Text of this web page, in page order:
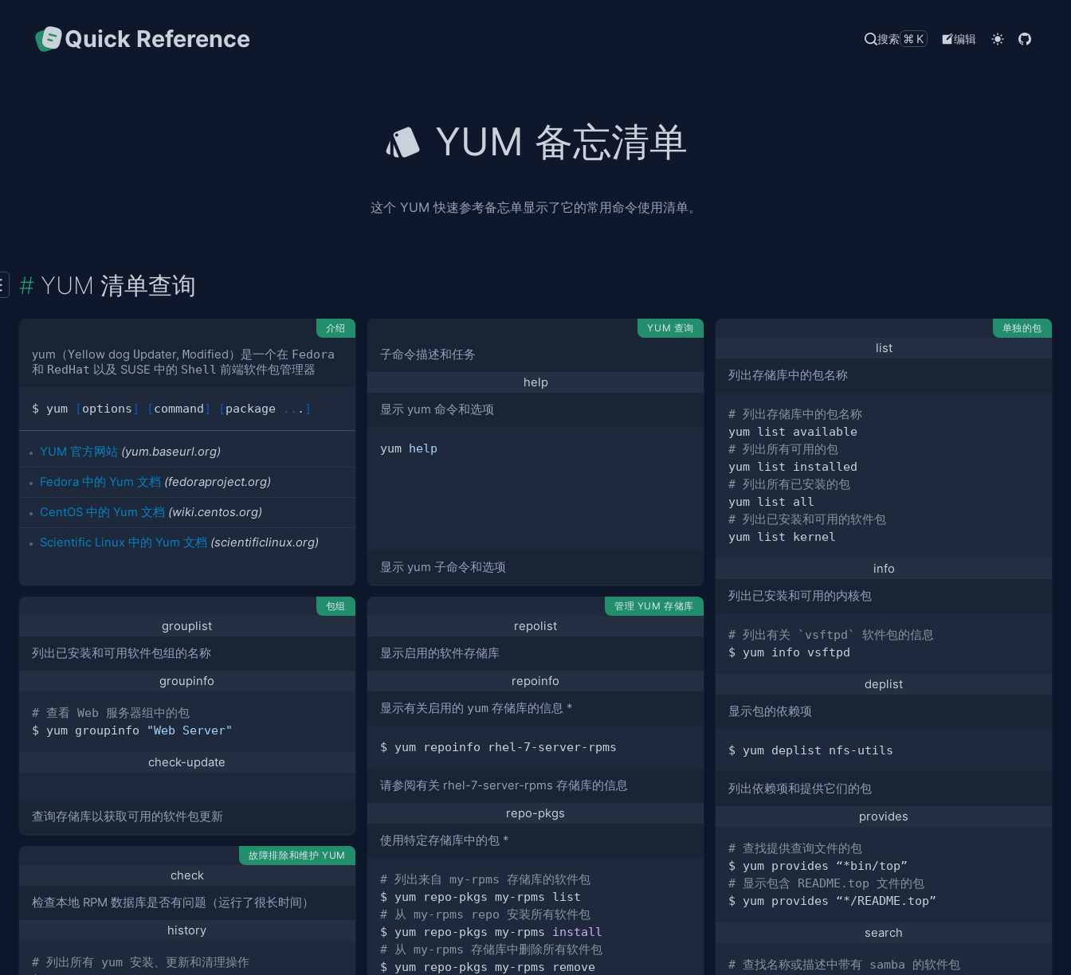
Quick Reference 搜索 ⌘K 编辑
YUM 备忘清单
这个 YUM 快速参考备忘单显示了它的常用命令使用清单。
YUM 清单查询
介绍
yum（Yellow dog Updater, Modified）是一个在 Fedora
和 RedHat 以及 SUSE 中的 Shell 前端软件包管理器
$ yum [options] [command] [package .. . ]
YUM 官方网站 (yum.baseurl.org)
Fedora 中的 Yum 文档 (fedoraproject.org)
CentOS 中的 Yum 文档 (wiki.centos.org)
Scientific Linux 中的 Yum 文档 (scientificlinux.org)
YUM 查询
子命令描述和任务
help
显示 yum 命令和选项
yum help
显示 yum 子命令和选项
单独的包
list
列出存储库中的包名称
# 列出存储库中的包名称
# 列出所有可用的包
# 列出所有已安装的包
# 列出已安装和可用的软件包
info
列出已安装和可用的内核包
# 列出有关 `vsftpd` 软件包的信息
deplist
显示包的依赖项
列出依赖项和提供它们的包
provides
# 查找提供查询文件的包
# 显示包含 README.top 文件的包
search
# 查找名称或描述中带有 samba 的软件包
包组
grouplist
列出已安装和可用软件包组的名称
groupinfo
# 查看 Web 服务器组中的包
$ yum groupinfo
"Web Server"
check-update
查询存储库以获取可用的软件包更新
管理 YUM 存储库
repolist
显示启用的软件存储库
repoinfo
显示有关启用的 yum 存储库的信息 *
请参阅有关 rhel-7-server-rpms 存储库的信息
repo-pkgs
使用特定存储库中的包 *
# 列出来自 my-rpms 存储库的软件包
# 从 my-rpms repo 安装所有软件包
$ yum repo-pkgs my-rpms install
# 从 my-rpms 存储库中删除所有软件包
故障排除和维护 YUM
check
检查本地 RPM 数据库是否有问题（运行了很长时间）
history
# 列出所有 yum 安装、更新和清理操作